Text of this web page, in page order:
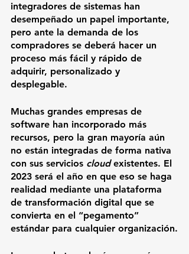
integradores de sistemas han
desempeñado un papel importante,
pero ante la demanda de los
compradores se deberá hacer un
proceso más fácil y rápido de
adquirir, personalizado y
desplegable.
Muchas grandes empresas de
software han incorporado más
recursos, pero la gran mayoría aún
no están integradas de forma nativa
con sus servicios cloud existentes. El
2023 será el año en que eso se haga
realidad mediante una plataforma
de transformación digital que se
convierta en el “pegamento”
estándar para cualquier organización.